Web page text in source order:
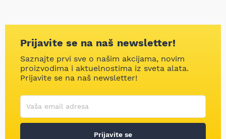
Prijavite se na naš newsletter!
Saznajte prvi sve o našim akcijama, novim
proizvodima i aktuelnostima iz sveta alata.
Prijavite se na naš newsletter!
Korisničko ime
Vaša email adresa
Prijavite se